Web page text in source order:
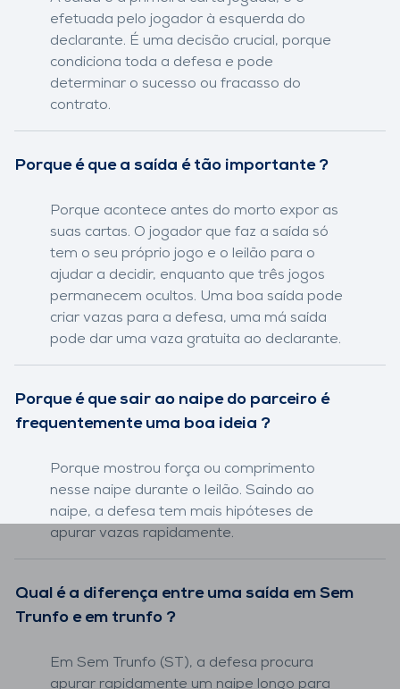
efetuada pelo jogador à esquerda do
declarante. É uma decisão crucial, porque
condiciona toda a defesa e pode
determinar o sucesso ou fracasso do
contrato.
Porque é que a saída é tão importante ?
Porque acontece antes do morto expor as
suas cartas. O jogador que faz a saída só
tem o seu próprio jogo e o leilão para o
ajudar a decidir, enquanto que três jogos
permanecem ocultos. Uma boa saída pode
criar vazas para a defesa, uma má saída
pode dar uma vaza gratuita ao declarante.
Porque é que sair ao naipe do parceiro é
frequentemente uma boa ideia ?
Porque mostrou força ou comprimento
nesse naipe durante o leilão. Saindo ao
naipe, a defesa tem mais hipóteses de
apurar vazas rapidamente.
Qual é a diferença entre uma saída em Sem
Trunfo e em trunfo ?
Em Sem Trunfo (ST), a defesa procura
apurar rapidamente um naipe longo para